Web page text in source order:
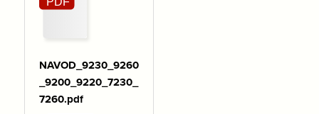
NAVOD_9230_9260
_9200_9220_7230_
7260.pdf